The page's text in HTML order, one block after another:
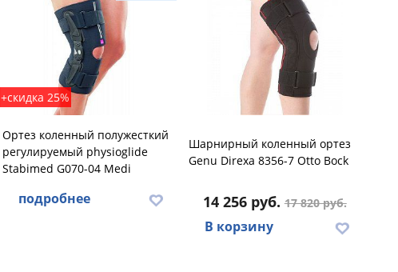
+скидка 25%
Ортез коленный полужесткий
регулируемый physioglide
Stabimed G070-04 Medi
подробнее
Шарнирный коленный ортез
Genu Direxa 8356-7 Otto Bock
14 256 руб. 17 820 руб.
В корзину